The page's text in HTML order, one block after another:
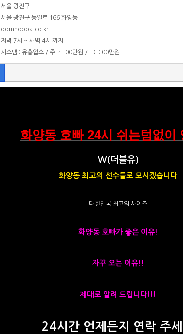
서울 광진구
서울 광진구 동일로 166 화양동
ddmhobba.co.kr
저녁 7시 ~ 새벽 4시 까지
시스템 : 유흥업소 / 주대 : 00만원 / TC : 00만원
화양동 호빠 24시 쉬는텀없이
W(더블유)
화양동 최고의 선수들로 모시겠습니다
대한민국 최고의 사이즈
화양동 호빠가 좋은 이유!
자꾸 오는 이유!!
제대로 알려 드립니다!!!
24시간 언제든지 연락 주